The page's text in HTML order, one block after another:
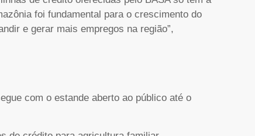
foi fundamental para o crescimento do
e gerar mais empregos na região”,
com o estande aberto ao público até o